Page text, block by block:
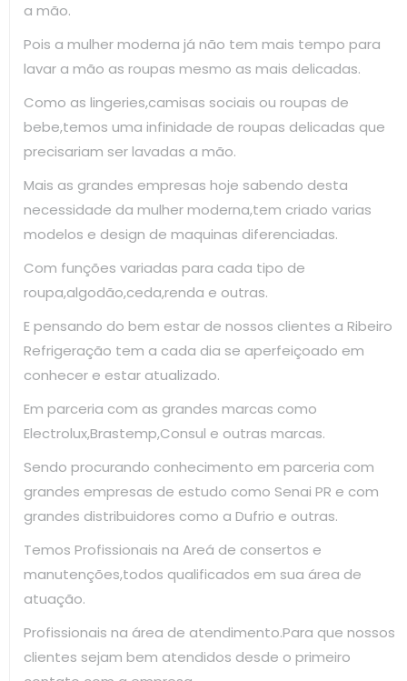
a mão.
Pois a mulher moderna já não tem mais tempo para
lavar a mão as roupas mesmo as mais delicadas.
Como as lingeries,camisas sociais ou roupas de
bebe,temos uma infinidade de roupas delicadas que
precisariam ser lavadas a mão.
Mais as grandes empresas hoje sabendo desta
necessidade da mulher moderna,tem criado varias
modelos e design de maquinas diferenciadas.
Com funções variadas para cada tipo de
roupa,algodão,ceda,renda e outras.
E pensando do bem estar de nossos clientes a Ribeiro
Refrigeração tem a cada dia se aperfeiçoado em
conhecer e estar atualizado.
Em parceria com as grandes marcas como
Electrolux,Brastemp,Consul e outras marcas.
Sendo procurando conhecimento em parceria com
grandes empresas de estudo como Senai PR e com
grandes distribuidores como a Dufrio e outras.
Temos Profissionais na Areá de consertos e
manutenções,todos qualificados em sua área de
atuação.
Profissionais na área de atendimento.Para que nossos
clientes sejam bem atendidos desde o primeiro